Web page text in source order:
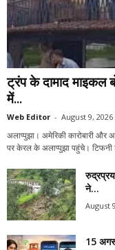
ट्रंप के दामाद माइकल
में...
Web Editor - August 9, 2026
अलाप्पुझा। अमेरिकी कारोबारी और
पर केरल के अलाप्पुझा पहुंचे। टिफनी
ने...
August
15